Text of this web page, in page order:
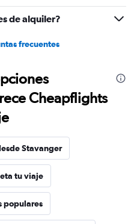
de alquiler?
frecuentes
Cheapflights
Stavanger
tu viaje
populares